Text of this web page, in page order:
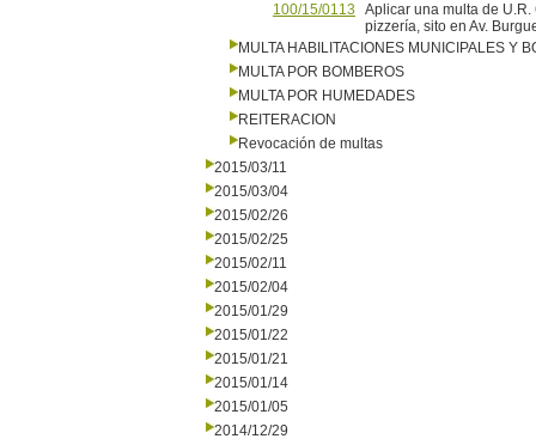
100/15/0113
Aplicar una multa de
pizzería, sito en Av.
MULTA HABILITACIONES MUNICIPALES Y
MULTA POR BOMBEROS
MULTA POR HUMEDADES
REITERACION
Revocación de multas
2015/03/11
2015/03/04
2015/02/26
2015/02/25
2015/02/11
2015/02/04
2015/01/29
2015/01/22
2015/01/21
2015/01/14
2015/01/05
2014/12/29